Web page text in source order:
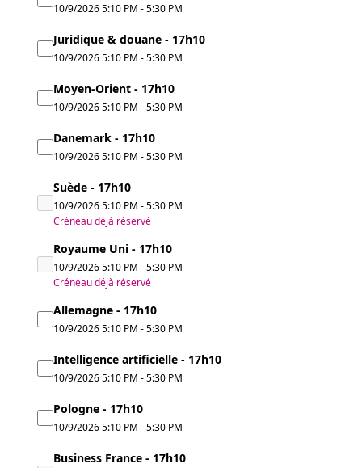
10/9/20265:10 PM -5:30 PM
Juridique & douane - 17h10
10/9/20265:10 PM -5:30 PM
Moyen-Orient - 17h10
10/9/20265:10 PM -5:30 PM
Danemark - 17h10
10/9/20265:10 PM -5:30 PM
Suède - 17h10
10/9/20265:10 PM -5:30 PM
Créneau déjà réservé
Royaume Uni - 17h10
10/9/20265:10 PM -5:30 PM
Créneau déjà réservé
Allemagne - 17h10
10/9/20265:10 PM -5:30 PM
Intelligence artificielle - 17h10
10/9/20265:10 PM -5:30 PM
Pologne - 17h10
10/9/20265:10 PM -5:30 PM
Business France - 17h10